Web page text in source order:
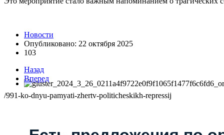
Новости
Опубликовано: 22 октября 2025
103
Назад
Вперед
/991-ko-dnyu-pamyati-zhertv-politicheskikh-repressij